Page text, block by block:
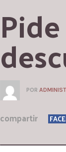
POR
compartir